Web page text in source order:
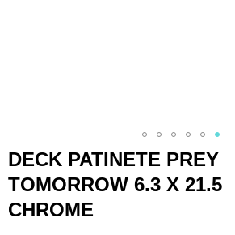
Saltar
al
comienzo
de
DECK PATINETE PREY
TOMORROW 6.3 X 21.5
CHROME